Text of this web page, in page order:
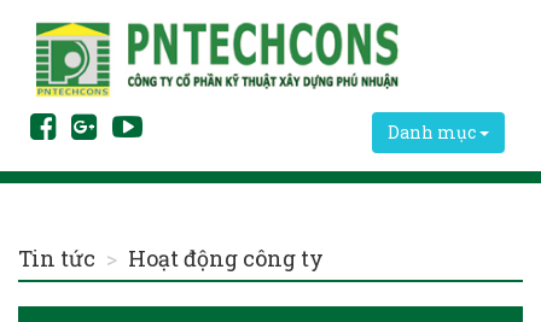
Danh mục
Tin tức Hoạt động công ty